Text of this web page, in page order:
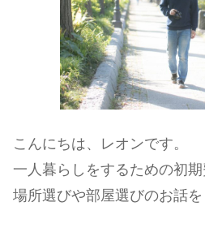
こんにちは、レオンです。
一人暮らしをするための初
場所選びや部屋選びのお話を